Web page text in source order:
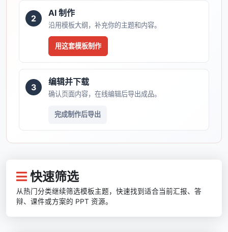
2
AI 制作
沿用模板大纲，补充你的主题和内容。
用这套模板制作
3
编辑并下载
确认页面内容，在线编辑后导出成品。
完成制作后导出
快速筛选
从热门分类继续筛选模板主题，快速找到适合当前汇报、答
辩、课件或方案的 PPT 资源。